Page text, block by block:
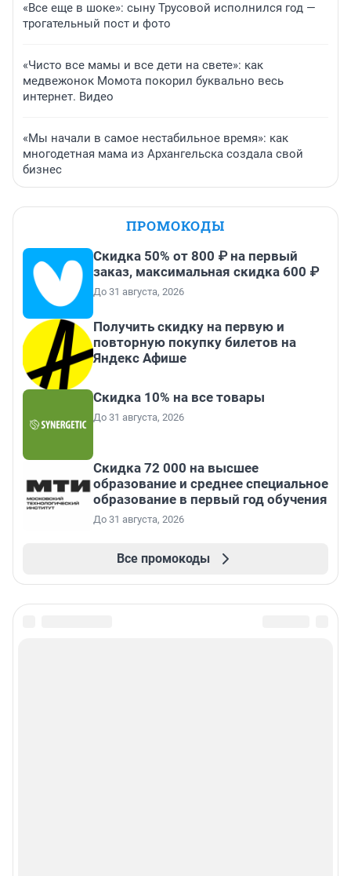
«Все еще в шоке»: сыну Трусовой исполнился год —
трогательный пост и фото
«Чисто все мамы и все дети на свете»: как
медвежонок Момота покорил буквально весь
интернет. Видео
«Мы начали в самое нестабильное время»: как
многодетная мама из Архангельска создала свой
бизнес
ПРОМОКОДЫ
Скидка 50% от 800 ₽ на первый
заказ, максимальная скидка 600 ₽
До 31 августа, 2026
Получить скидку на первую и
повторную покупку билетов на
Яндекс Афише
Скидка 10% на все товары
До 31 августа, 2026
Скидка 72 000 на высшее
образование и среднее специальное
образование в первый год обучения
До 31 августа, 2026
Все промокоды